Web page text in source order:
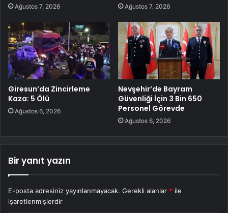
Ağustos 7, 2026 Ağustos 7, 2026
Giresun’da Zincirleme
Kaza: 5 Ölü
Ağustos 6, 2026
Nevşehir’de Bayram
Güvenliği İçin 3 Bin 650
Personel Görevde
Ağustos 6, 2026
Bir yanıt yazın
E-posta adresiniz yayınlanmayacak. Gerekli alanlar * ile
işaretlenmişlerdir